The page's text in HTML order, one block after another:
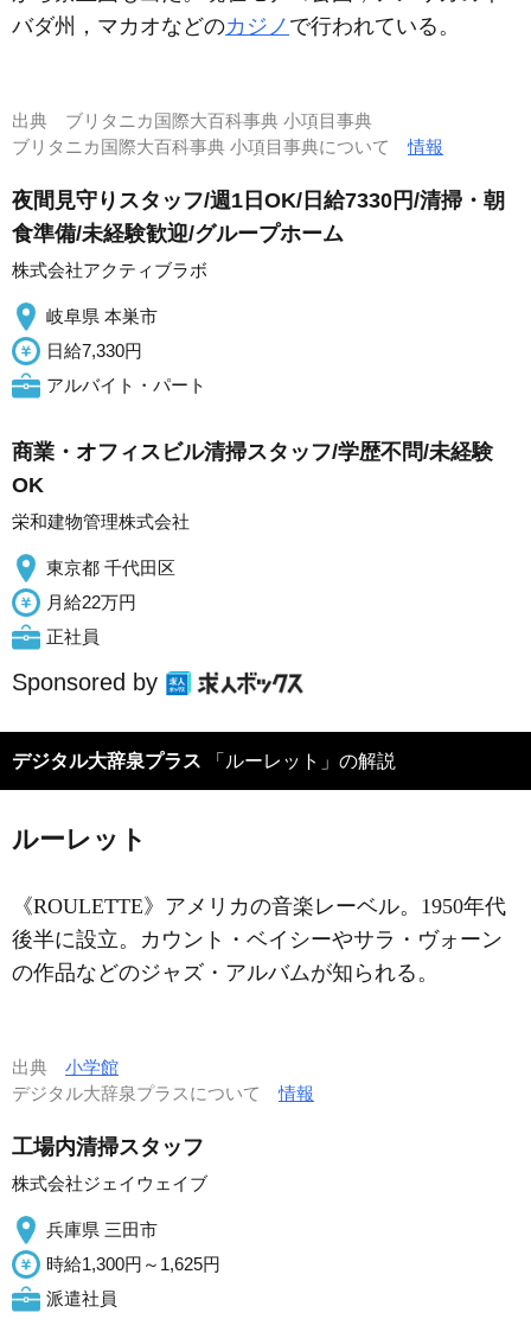
バダ州，マカオなどのカジノ で行われている。
出典 ブリタニカ国際大百科事典 小項目事典
ブリタニカ国際大百科事典 小項目事典について情報
夜間見守りスタッフ/週1日OK/日給7330円/清掃・朝
食準備/未経験歓迎/グループホーム
株式会社アクティブラボ
岐阜県 本巣市
日給7,330円
アルバイト・パート
商業・オフィスビル清掃スタッフ/学歴不問/未経験
OK
栄和建物管理株式会社
東京都 千代田区
月給22万円
正社員
Sponsored by
デジタル大辞泉プラス 「ルーレット」の解説
ルーレット
《ROULETTE》アメリカの音楽レーベル。1950年代
後半に設立。カウント・ベイシーやサラ・ヴォーン
の作品などのジャズ・アルバムが知られる。
出典 小学館
デジタル大辞泉プラスについて情報
工場内清掃スタッフ
株式会社ジェイウェイブ
兵庫県 三田市
時給1,300円～1,625円
派遣社員